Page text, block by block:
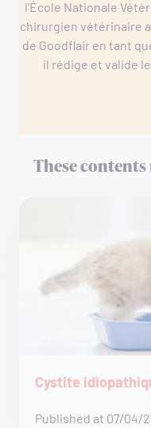
l'École Nationale
chirurgien vétérinaire
de Goodflair en tant
il rédige et valide
These
Cystite
Published at 07/04/